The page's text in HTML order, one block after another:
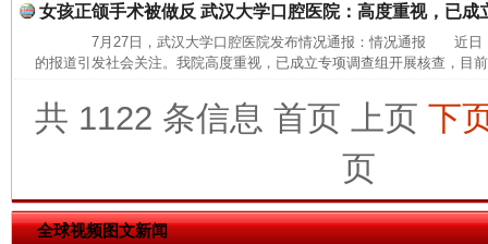
女孩正颌手术被做反 武汉大学口腔医院：高度重视，已成
7月27日，武汉大学口腔医院发布情况通报：情况通报 近日
的报道引发社会关注。我院高度重视，已成立专项调查组开展核查，目
共 1122 条信息 首页 上页 下
页
全球视频图文新闻